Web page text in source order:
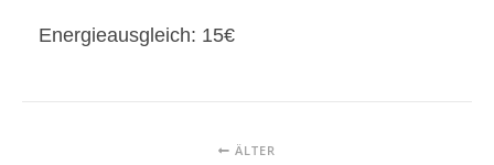
Energieausgleich: 15€
ÄLTER